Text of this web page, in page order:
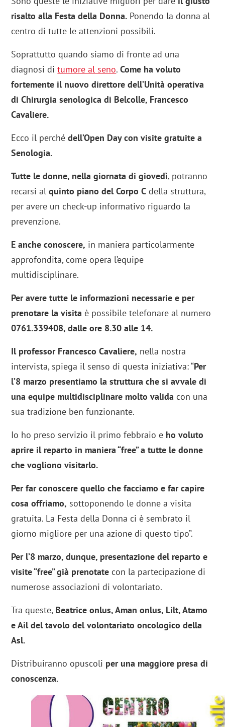
risalto alla Festa della Donna. Ponendo la donna al
centro di tutte le attenzioni possibili.
Soprattutto quando siamo di fronte ad una
diagnosi ditumore al seno.Come ha voluto
fortemente il nuovo direttore dell’Unità operativa
di Chirurgia senologica di Belcolle, Francesco
Cavaliere.
Ecco il perchédell’Open Day con visite gratuite a
Senologia.
Tutte le donne, nella giornata di giovedì, potranno
recarsi alquinto piano del Corpo C della struttura,
per avere un check-up informativo riguardo la
prevenzione.
E anche conoscere, in maniera particolarmente
approfondita, come opera l’equipe
multidisciplinare.
Per avere tutte le informazioni necessarie e per
prenotare la visita è possibile telefonare al numero
0761.339408, dalle ore 8.30 alle 14.
Il professor Francesco Cavaliere, nella nostra
intervista, spiega il senso di questa iniziativa: “Per
l’8 marzo presentiamo la struttura che si avvale di
una equipe multidisciplinare molto valida con una
sua tradizione ben funzionante.
Io ho preso servizio il primo febbraio e ho voluto
aprire il reparto in maniera “free” a tutte le donne
che vogliono visitarlo.
Per far conoscere quello che facciamo e far capire
cosa offriamo, sottoponendo le donne a visita
gratuita. La Festa della Donna ci è sembrato il
giorno migliore per una azione di questo tipo”.
Per l’8 marzo, dunque, presentazione del reparto e
visite “free” già prenotate con la partecipazione di
numerose associazioni di volontariato.
Tra queste, Beatrice onlus, Aman onlus, Lilt, Atamo
e Ail del tavolo del volontariato oncologico della
Asl.
Distribuiranno opuscoli per una maggiore presa di
conoscenza.